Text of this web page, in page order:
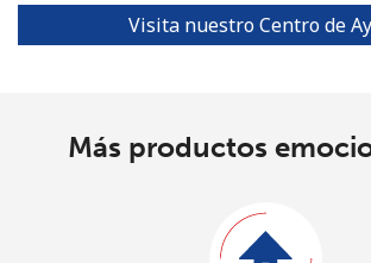
Visita nuestro Centro de
Más productos